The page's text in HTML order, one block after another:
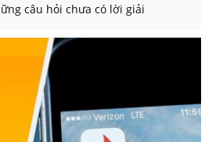
câu hỏi chưa có lời giải